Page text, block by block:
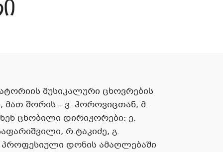
მუსიკალური ცხოვრების
მათ შორის – ვ. ჰოროვიცთან, მ.
ცნობილი დირიჟორები: ე.
რ.ტაკიძე, გ.
პროფესიული დონის ამაღლებაში